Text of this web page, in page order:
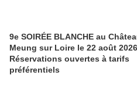
9e SOIRÉE BLANCHE au
Meung sur Loire le 22 août
Réservations ouvertes à tarifs
préférentiels